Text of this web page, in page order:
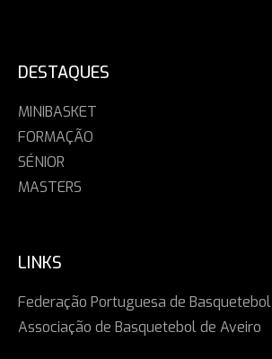
DESTAQUES
MINIBASKET
FORMAÇÃO
SÉNIOR
MASTERS
LINKS
Federação Portuguesa de Basquetebol
Associação de Basquetebol de Aveiro